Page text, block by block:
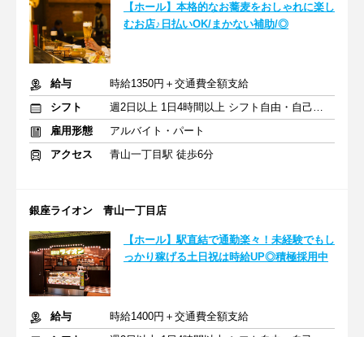
【ホール】本格的なお蕎麦をおしゃれに楽し
むお店♪日払いOK/まかない補助/◎
給与
時給1350円＋交通費全額支給
シフト
週2日以上 1日4時間以上 シフト自由・自己申告
雇用形態
アルバイト・パート
アクセス
青山一丁目駅 徒歩6分
銀座ライオン 青山一丁目店
【ホール】駅直結で通勤楽々！未経験でもし
っかり稼げる土日祝は時給UP◎積極採用中
給与
時給1400円＋交通費全額支給